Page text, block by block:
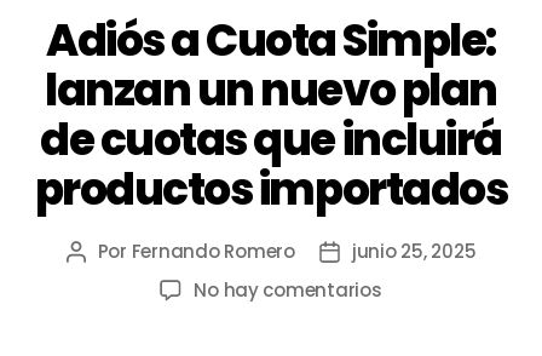
Adiós a Cuota Simple:
lanzan un nuevo plan
de cuotas que incluirá
productos importados
Por Fernando Romero
junio 25, 2025
No hay comentarios